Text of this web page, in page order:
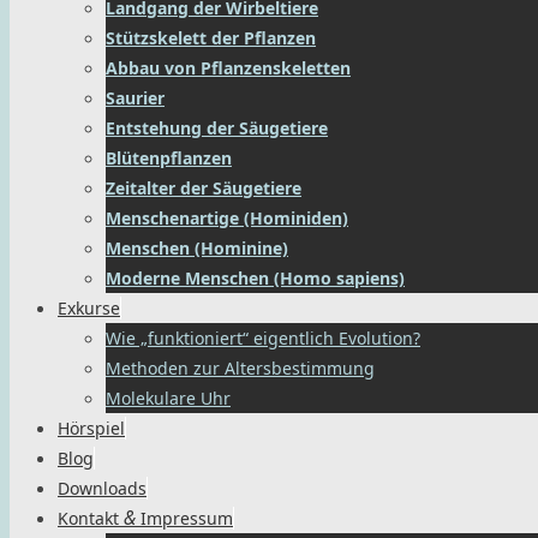
Landgang der Wirbeltiere
Stützskelett der Pflanzen
Abbau von Pflanzenskeletten
Saurier
Entstehung der Säugetiere
Blütenpflanzen
Zeitalter der Säugetiere
Menschenartige (Hominiden)
Menschen (Hominine)
Moderne Menschen (Homo sapiens)
Exkurse
Wie „funktioniert“ eigentlich Evolution?
Methoden zur Altersbestimmung
Molekulare Uhr
Hörspiel
Blog
Downloads
Kontakt & Impressum